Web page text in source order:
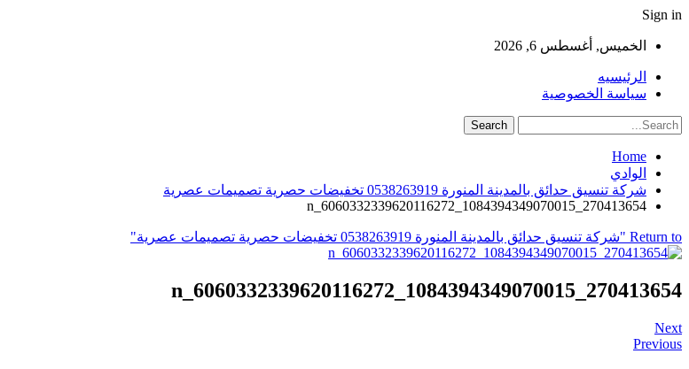
Sign in
الخميس, أغسطس 6, 2026
الرئيسيه
سياسة الخصوصية
Home
الوادي
شركة تنسيق حدائق بالمدينة المنورة 0538263919 تخفيضات حصرية تصميمات عصرية
270413654_1084394349070015_6060332339620116272_n
Return to "شركة تنسيق حدائق بالمدينة المنورة 0538263919 تخفيضات حصرية تصميمات عصرية"
270413654_1084394349070015_6060332339620116272_n
Next
Previous